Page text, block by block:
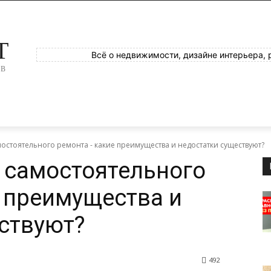
Всё о недвижимости, дизайне интерьера,
ремонта - какие преимущества и недостатки существуют?
и
492